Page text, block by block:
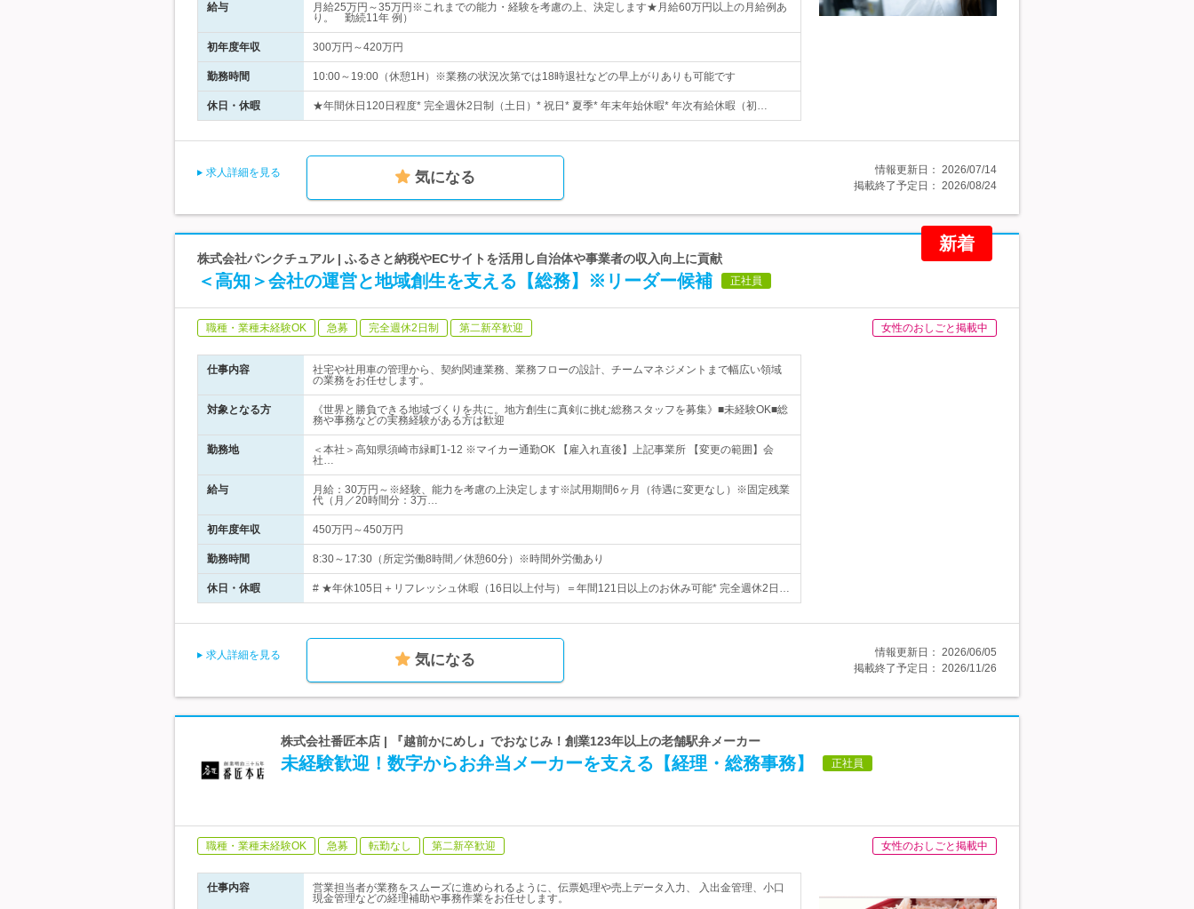
給与
月給25万円～35万円※これまでの能力・経験を考慮の上、決定します★月給60万円以上の月給例あ
り。 勤続11年 例）
初年度年収 300万円～420万円
勤務時間 10:00～19:00（休憩1H）※業務の状況次第では18時退社などの早上がりありも可能です
休日・休暇 ★年間休日120日程度* 完全週休2日制（土日）* 祝日* 夏季* 年末年始休暇* 年次有給休暇（初…
求人詳細を見る 気になる 情報更新日： 2026/07/14
掲載終了予定日： 2026/08/24
新着
株式会社パンクチュアル | ふるさと納税やECサイトを活用し自治体や事業者の収入向上に貢献
＜高知＞会社の運営と地域創生を支える【総務】※リーダー候補 正社員
職種・業種未経験OK 急募 完全週休2日制 第二新卒歓迎 女性のおしごと掲載中
仕事内容
社宅や社用車の管理から、契約関連業務、業務フローの設計、チームマネジメントまで幅広い領域
の業務をお任せします。
対象となる方
《世界と勝負できる地域づくりを共に。地方創生に真剣に挑む総務スタッフを募集》■未経験OK■総
務や事務などの実務経験がある方は歓迎
勤務地
＜本社＞高知県須崎市緑町1-12 ※マイカー通勤OK 【雇入れ直後】上記事業所 【変更の範囲】会
社…
給与
月給：30万円～※経験、能力を考慮の上決定します※試用期間6ヶ月（待遇に変更なし）※固定残業
代（月／20時間分：3万…
初年度年収 450万円～450万円
勤務時間 8:30～17:30（所定労働8時間／休憩60分）※時間外労働あり
休日・休暇 # ★年休105日＋リフレッシュ休暇（16日以上付与）＝年間121日以上のお休み可能* 完全週休2日…
求人詳細を見る 気になる 情報更新日： 2026/06/05
掲載終了予定日： 2026/11/26
株式会社番匠本店 | 『越前かにめし』でおなじみ！創業123年以上の老舗駅弁メーカー
未経験歓迎！数字からお弁当メーカーを支える【経理・総務事務】 正社員
職種・業種未経験OK 急募 転勤なし 第二新卒歓迎 女性のおしごと掲載中
仕事内容
営業担当者が業務をスムーズに進められるように、伝票処理や売上データ入力、 入出金管理、小口
現金管理などの経理補助や事務作業をお任せします。